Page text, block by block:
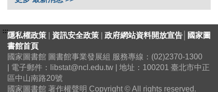
:::隱私權政策 資訊安全政策 政府網站資料開放宣告
國家圖
書館首頁
國家圖書館 圖書館事業發展組 服務專線：(02)2370-1300
| 電子郵件：libstat@ncl.edu.tw | 地址：100201 臺北市中正
區中山南路20號
國家圖書館 著作權聲明 Copyright © All rights reserved.